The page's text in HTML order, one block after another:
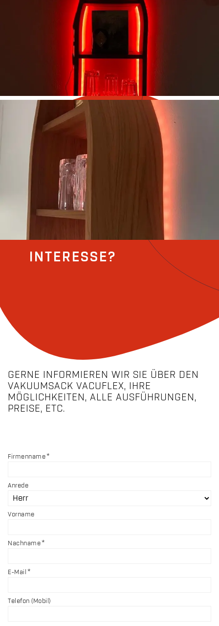
INTERESSE?
GERNE INFORMIEREN WIR SIE ÜBER DEN
VAKUUMSACK VACUFLEX, IHRE
MÖGLICHKEITEN, ALLE AUSFÜHRUNGEN,
PREISE, ETC.
Firmenname
Anrede
Vorname
Nachname
E-Mail
Telefon (Mobil)